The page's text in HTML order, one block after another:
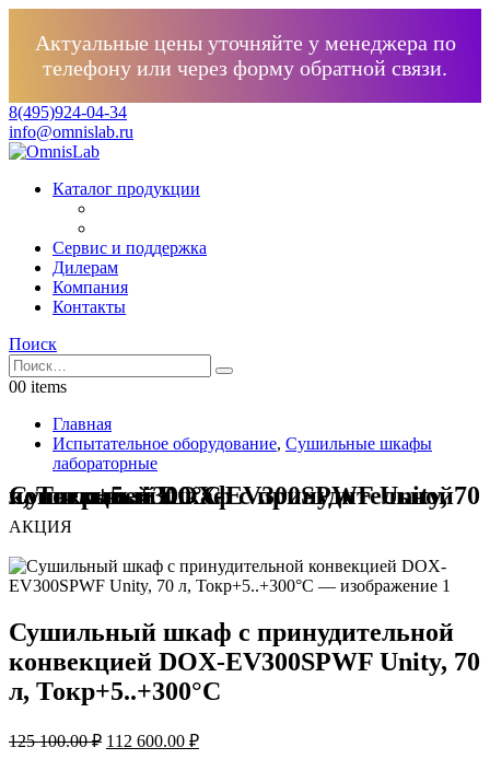
Актуальные цены уточняйте у менеджера по
телефону или через форму обратной связи.
8(495)924-04-34
info@omnislab.ru
Каталог продукции
Сервис и поддержка
Дилерам
Компания
Контакты
Поиск
00 items
Главная
Испытательное оборудование, Сушильные шкафы
лабораторные
Сушильный шкаф с принудительной конвекцией DOX-EV300SPWF Unity, 70 л, Токр+5..+300°C
АКЦИЯ
Сушильный шкаф с принудительной
конвекцией DOX-EV300SPWF Unity, 70
л, Токр+5..+300°C
125 100.00₽ Первоначальная
112 600.00 ₽Текущая